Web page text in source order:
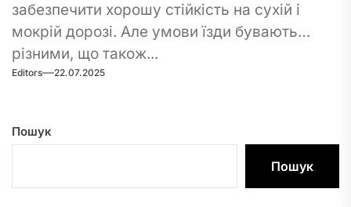
забезпечити хорошу стійкість на сухій і
мокрій дорозі. Але умови їзди бувають
різними, що також...
Editors 22.07.2025
Пошук
Пошук